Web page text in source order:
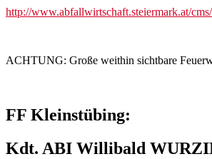
http://www.abfallwirtschaft.steiermark.at/
ACHTUNG: Große weithin sichtbare
FF Kleinstübing:
Kdt. ABI Willibald